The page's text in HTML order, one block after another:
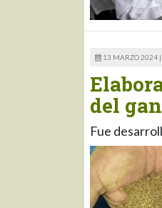
13 MARZO 2024 |
del
Fue